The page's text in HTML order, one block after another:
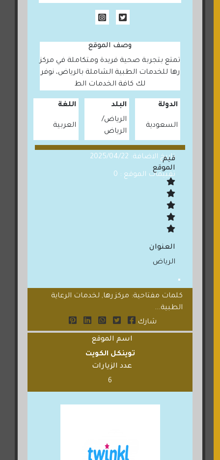
وصف الموقع
تمتع بتجربة صحية فريدة ومتكاملة في مركز
رها للخدمات الطبية الشاملة بالرياض، نوفر
لك كافة الخدمات الط
الدولة
السعودية
البلد
الرياض
الرياض
اللغة
العربية
تاريخ الاضافة: 2025/04/22
تقييمات الموقع : 0
قيم
الموقع
العنوان
الرياض
كلمات مفتاحية: مركز رها, لخدمات الرعاية
الطبية...
شارك
اسم الموقع
توينكل الكويت
عدد الزيارات
6